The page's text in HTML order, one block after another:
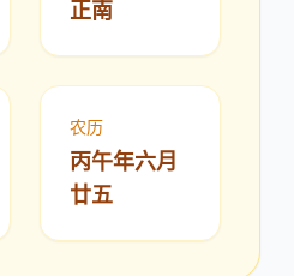
正南
农历
丙午年六月
廿五